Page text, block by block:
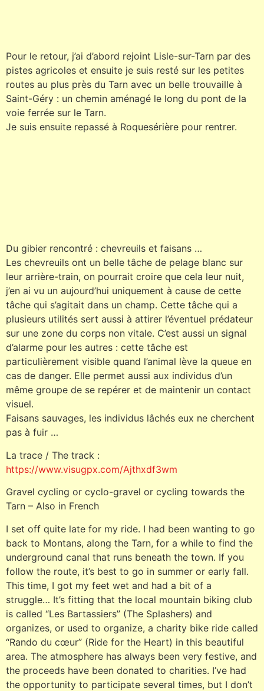
Pour le retour, j’ai d’abord rejoint Lisle-sur-Tarn par des
pistes agricoles et ensuite je suis resté sur les petites
routes au plus près du Tarn avec un belle trouvaille à
Saint-Géry : un chemin aménagé le long du pont de la
voie ferrée sur le Tarn.
Je suis ensuite repassé à Roquesérière pour rentrer.
Du gibier rencontré : chevreuils et faisans …
Les chevreuils ont un belle tâche de pelage blanc sur
leur arrière-train, on pourrait croire que cela leur nuit,
j’en ai vu un aujourd’hui uniquement à cause de cette
tâche qui s’agitait dans un champ. Cette tâche qui a
plusieurs utilités sert aussi à attirer l’éventuel prédateur
sur une zone du corps non vitale. C’est aussi un signal
d’alarme pour les autres : cette tâche est
particulièrement visible quand l’animal lève la queue en
cas de danger. Elle permet aussi aux individus d’un
même groupe de se repérer et de maintenir un contact
visuel.
Faisans sauvages, les individus lâchés eux ne cherchent
pas à fuir …
La trace / The track :
https://www.visugpx.com/Ajthxdf3wm
Gravel cycling or cyclo-gravel or cycling towards the
Tarn – Also in French
I set off quite late for my ride. I had been wanting to go
back to Montans, along the Tarn, for a while to find the
underground canal that runs beneath the town. If you
follow the route, it’s best to go in summer or early fall.
This time, I got my feet wet and had a bit of a
struggle… It’s fitting that the local mountain biking club
is called “Les Bartassiers” (The Splashers) and
organizes, or used to organize, a charity bike ride called
“Rando du cœur” (Ride for the Heart) in this beautiful
area. The atmosphere has always been very festive, and
the proceeds have been donated to charities. I’ve had
the opportunity to participate several times, but I don’t